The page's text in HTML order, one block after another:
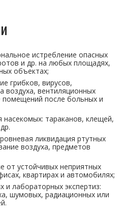
истребление опасных
и др. на любых площадях,
объектах;
грибков, вирусов,
воздуха, вентиляционных
помещений после больных и
насекомых: тараканов, клещей,
ликвидация ртутных
воздуха, предметов
от устойчивых неприятных
квартирах и автомобилях;
и лабораторных экспертиз:
шумовых, радиационных или